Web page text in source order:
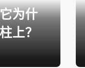
为什
上？